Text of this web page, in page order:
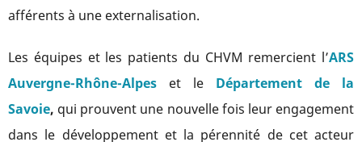
afférents à une externalisation.
Les équipes et les patients du CHVM remercient l’ARS
Auvergne-Rhône-Alpes et le Département de la
Savoie, qui prouvent une nouvelle fois leur engagement
dans le développement et la pérennité de cet acteur